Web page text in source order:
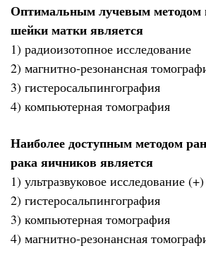
Оптимальным лучевым методом
шейки матки является
1) радиоизотопное исследование
2) магнитно-резонансная
3) гистеросальпингография
4) компьютерная томография
Наиболее доступным методом
рака яичников является
1) ультразвуковое исследование (+)
2) гистеросальпингография
3) компьютерная томография
4) магнитно-резонансная